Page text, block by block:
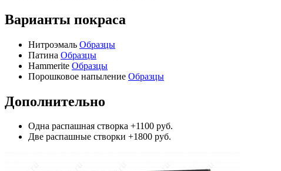
Варианты покраса
Нитроэмаль Образцы
Патина Образцы
Hammerite Образцы
Порошковое напыление Образцы
Дополнительно
Одна распашная створка +1100 руб.
Две распашные створки +1800 руб.